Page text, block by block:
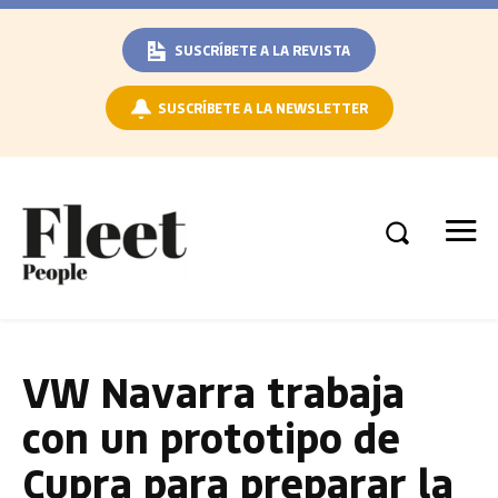
SUSCRÍBETE A LA REVISTA
SUSCRÍBETE A LA NEWSLETTER
VW Navarra trabaja
con un prototipo de
Cupra para preparar la